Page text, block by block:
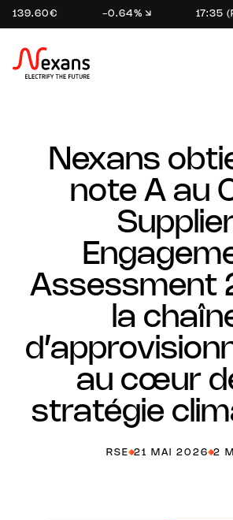
139.60€ -0.64% 17:35
Nexans
note A au
Assessment
la
au cœur
stratégie
RSE 21 MAI 2026 2